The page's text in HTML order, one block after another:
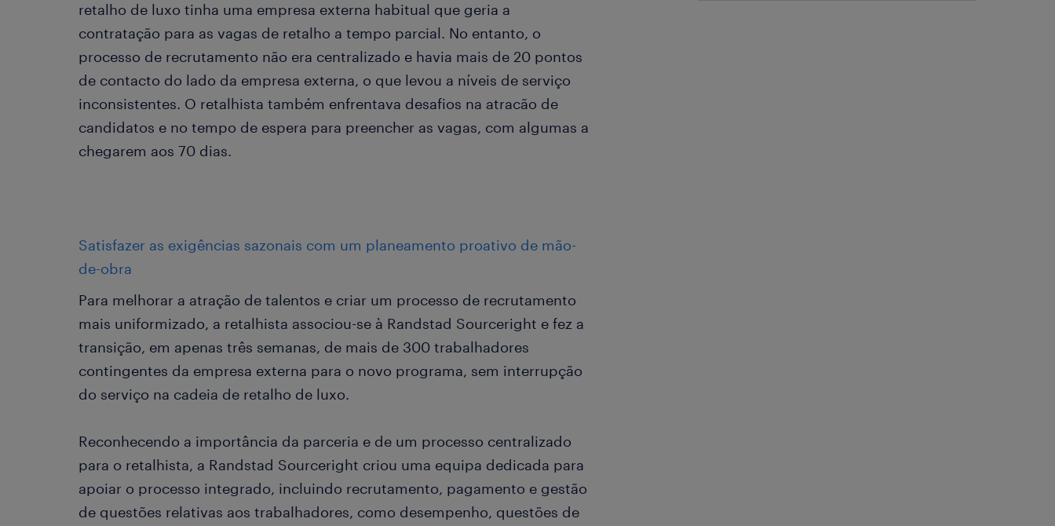
retalho de luxo tinha uma empresa externa habitual que geria a
contratação para as vagas de retalho a tempo parcial. No entanto, o
processo de recrutamento não era centralizado e havia mais de 20 pontos
de contacto do lado da empresa externa, o que levou a níveis de serviço
inconsistentes. O retalhista também enfrentava desafios na atracão de
candidatos e no tempo de espera para preencher as vagas, com algumas a
chegarem aos 70 dias.
Satisfazer as exigências sazonais com um planeamento proativo de mão-
de-obra
Para melhorar a atração de talentos e criar um processo de recrutamento
mais uniformizado, a retalhista associou-se à Randstad Sourceright e fez a
transição, em apenas três semanas, de mais de 300 trabalhadores
contingentes da empresa externa para o novo programa, sem interrupção
do serviço na cadeia de retalho de luxo.
Reconhecendo a importância da parceria e de um processo centralizado
para o retalhista, a Randstad Sourceright criou uma equipa dedicada para
apoiar o processo integrado, incluindo recrutamento, pagamento e gestão
de questões relativas aos trabalhadores, como desempenho, questões de